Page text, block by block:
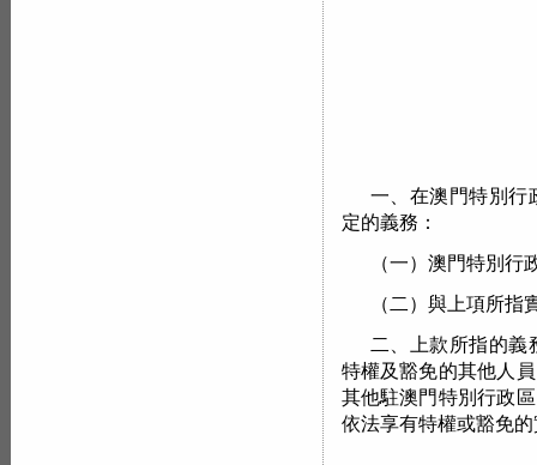
一、在澳門特別行
定的義務：
（一）澳門特別行
（二）與上項所指
二、上款所指的
特權及豁免的其他人
其他駐澳門特別行政
依法享有特權或豁免